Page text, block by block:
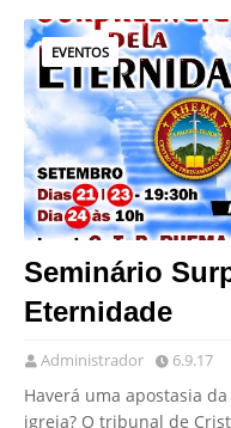
EVENTOS
Seminário
Eternidade
Administrador 6.9.17
Haverá uma apostasia
igreja? O tribunal de